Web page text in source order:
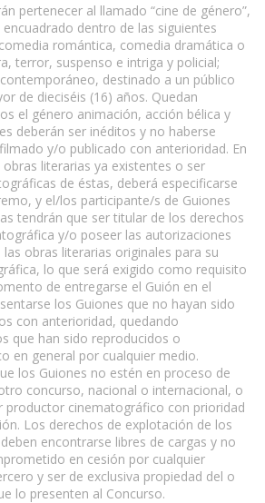
pertenecer al llamado “cine de género”,
dentro de las siguientes
romántica, comedia dramática o
terror, suspenso e intriga y policial;
destinado a un público
de dieciséis (16) años. Quedan
el género animación, acción bélica y
deberán ser inéditos y no haberse
y/o publicado con anterioridad. En
literarias ya existentes o ser
de éstas, deberá especificarse
y el/los participante/s de Guiones
tendrán que ser titular de los derechos
y/o poseer las autorizaciones
obras literarias originales para su
lo que será exigido como requisito
de entregarse el Guión en el
los Guiones que no hayan sido
con anterioridad, quedando
que han sido reproducidos o
en general por cualquier medio.
los Guiones no estén en proceso de
concurso, nacional o internacional, o
productor cinematográfico con prioridad
Los derechos de explotación de los
encontrarse libres de cargas y no
en cesión por cualquier
y ser de exclusiva propiedad del o
lo presenten al Concurso.